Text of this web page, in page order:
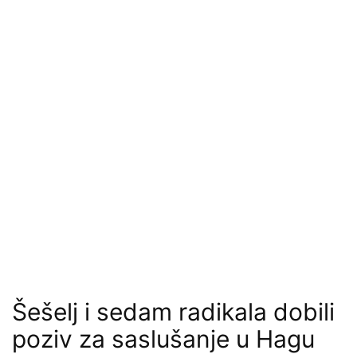
Šešelj i sedam radikala dobili
poziv za saslušanje u Hagu